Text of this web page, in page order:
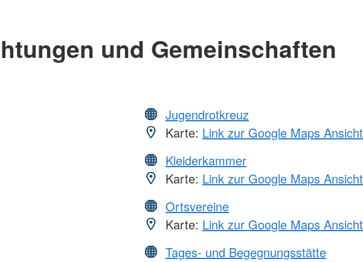
und Gemeinschaften
Jugendrotkreuz
Karte: Link zur Google Maps Ansicht
Kleiderkammer
Karte: Link zur Google Maps Ansicht
Ortsvereine
Karte: Link zur Google Maps Ansicht
Tages- und Begegnungsstätte